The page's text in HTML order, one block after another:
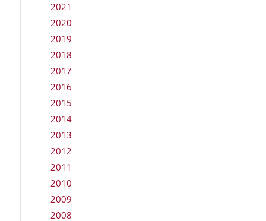
2021
2020
2019
2018
2017
2016
2015
2014
2013
2012
2011
2010
2009
2008